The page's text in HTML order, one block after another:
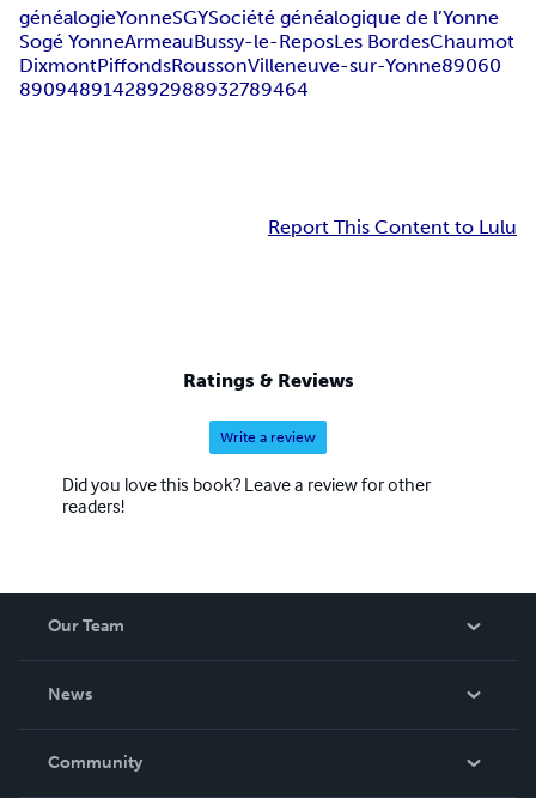
généalogieYonneSGYSociété généalogique de l’Yonne
Sogé YonneArmeauBussy-le-ReposLes BordesChaumot
DixmontPiffondsRoussonVilleneuve-sur-Yonne89060
8909489142892988932789464
Report This Content to Lulu
Ratings & Reviews
Write a review
Did you love this book? Leave a review for other
readers!
Our Team
News
In The News
Community